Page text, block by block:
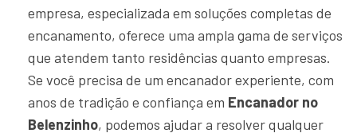
empresa, especializada em soluções completas de
encanamento, oferece uma ampla gama de serviços
que atendem tanto residências quanto empresas.
Se você precisa de um encanador experiente, com
anos de tradição e confiança em Encanador no
Belenzinho, podemos ajudar a resolver qualquer